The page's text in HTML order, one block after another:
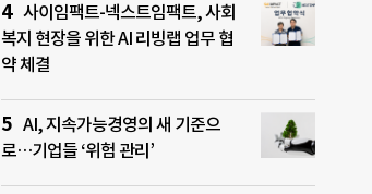
사이임팩트-넥스트임팩트, 사회
복지 현장을 위한 AI 리빙랩 업무 협
약 체결
AI, 지속가능경영의 새 기준으
로…기업들 ‘위험 관리’